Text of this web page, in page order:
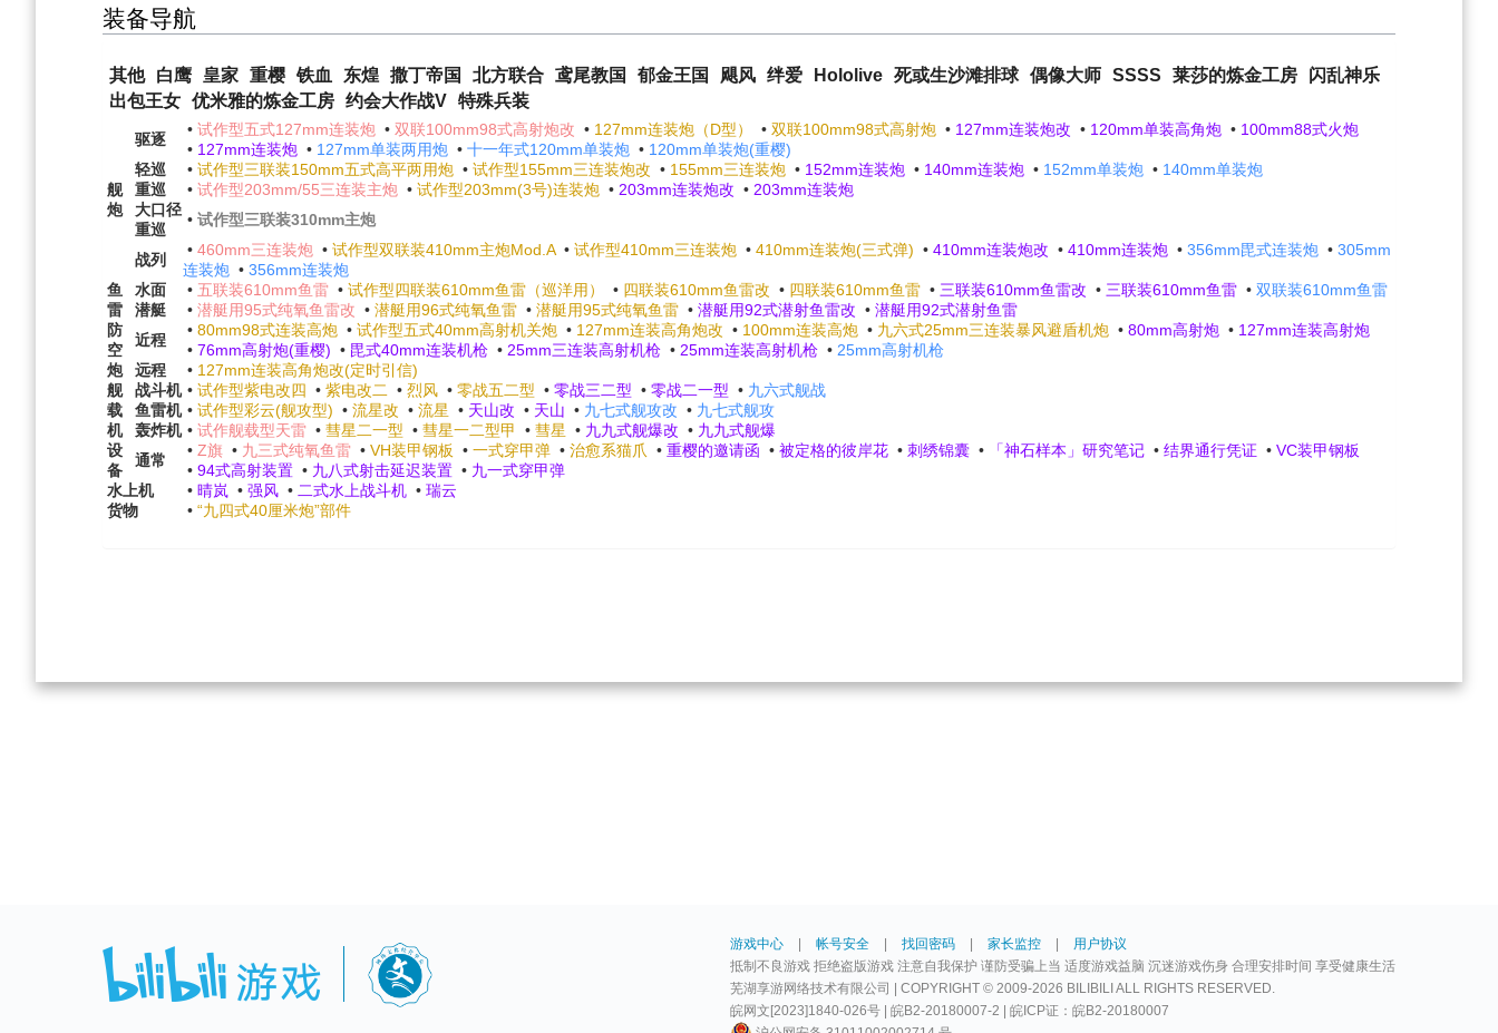
装备导航
其他 白鹰 皇家 重樱 铁血 东煌 撒丁帝国 北方联合 鸢尾教国 郁金王国 飓风 绊爱 Hololive 死或生沙滩排球 偶像大师 SSSS 莱莎的炼金工房
闪乱神乐
出包王女 优米雅的炼金工房 约会大作战V 特殊兵装
舰
炮
驱逐
• 试作型五式127mm连装炮 • 双联100mm98式高射炮改 • 127mm连装炮（D型） • 双联100mm98式高射炮 • 127mm连装炮改 • 120mm单装高角炮 • 100mm88式火炮
• 127mm连装炮 • 127mm单装两用炮 • 十一年式120mm单装炮 • 120mm单装炮(重樱)
轻巡
• 试作型三联装150mm五式高平两用炮 • 试作型155mm三连装炮改 • 155mm三连装炮 • 152mm连装炮 • 140mm连装炮 • 152mm单装炮 • 140mm单装炮
重巡
• 试作型203mm/55三连装主炮 • 试作型203mm(3号)连装炮 • 203mm连装炮改 • 203mm连装炮
大口径
重巡
• 试作型三联装310mm主炮
战列
• 460mm三连装炮 • 试作型双联装410mm主炮Mod.A • 试作型410mm三连装炮 • 410mm连装炮(三式弹) • 410mm连装炮改 • 410mm连装炮 • 356mm毘式连装炮 • 305mm
连装炮 • 356mm连装炮
鱼
雷
水面 • 五联装610mm鱼雷 • 试作型四联装610mm鱼雷（巡洋用） • 四联装610mm鱼雷改 • 四联装610mm鱼雷 • 三联装610mm鱼雷改 • 三联装610mm鱼雷 • 双联装610mm鱼雷
潜艇
• 潜艇用95式纯氧鱼雷改 • 潜艇用96式纯氧鱼雷 • 潜艇用95式纯氧鱼雷 • 潜艇用92式潜射鱼雷改 • 潜艇用92式潜射鱼雷
防
空
炮
近程
• 80mm98式连装高炮 • 试作型五式40mm高射机关炮 • 127mm连装高角炮改 • 100mm连装高炮 • 九六式25mm三连装暴风避盾机炮 • 80mm高射炮 • 127mm连装高射炮
• 76mm高射炮(重樱) • 毘式40mm连装机枪 • 25mm三连装高射机枪 • 25mm连装高射机枪 • 25mm高射机枪
远程
• 127mm连装高角炮改(定时引信)
舰
载
机
战斗机 • 试作型紫电改四 • 紫电改二 • 烈风 • 零战五二型 • 零战三二型 • 零战二一型 • 九六式舰战
鱼雷机 • 试作型彩云(舰攻型) • 流星改 • 流星 • 天山改 • 天山 • 九七式舰攻改 • 九七式舰攻
轰炸机 • 试作舰载型天雷 • 彗星二一型 • 彗星一二型甲 • 彗星 • 九九式舰爆改 • 九九式舰爆
设
备
通常
• Z旗 • 九三式纯氧鱼雷 • VH装甲钢板 • 一式穿甲弹 • 治愈系猫爪 • 重樱的邀请函 • 被定格的彼岸花 • 刺绣锦囊 • 「神石样本」研究笔记 • 结界通行凭证 • VC装甲钢板
• 94式高射装置 • 九八式射击延迟装置 • 九一式穿甲弹
水上机
• 晴岚 • 强风 • 二式水上战斗机 • 瑞云
货物
• “九四式40厘米炮”部件
游戏中心 | 帐号安全 | 找回密码 | 家长监控 |
用户协议
抵制不良游戏 拒绝盗版游戏 注意自我保护 谨防受骗上当 适度游戏益脑 沉迷游戏伤身 合理安排时间 享受健康生活
芜湖享游网络技术有限公司 | COPYRIGHT © 2009-2026 BILIBILI ALL RIGHTS RESERVED.
皖网文[2023]1840-026号 | 皖B2-20180007-2 | 皖ICP证：皖B2-20180007